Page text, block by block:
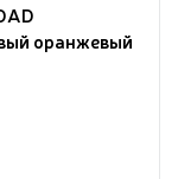
оранжевый